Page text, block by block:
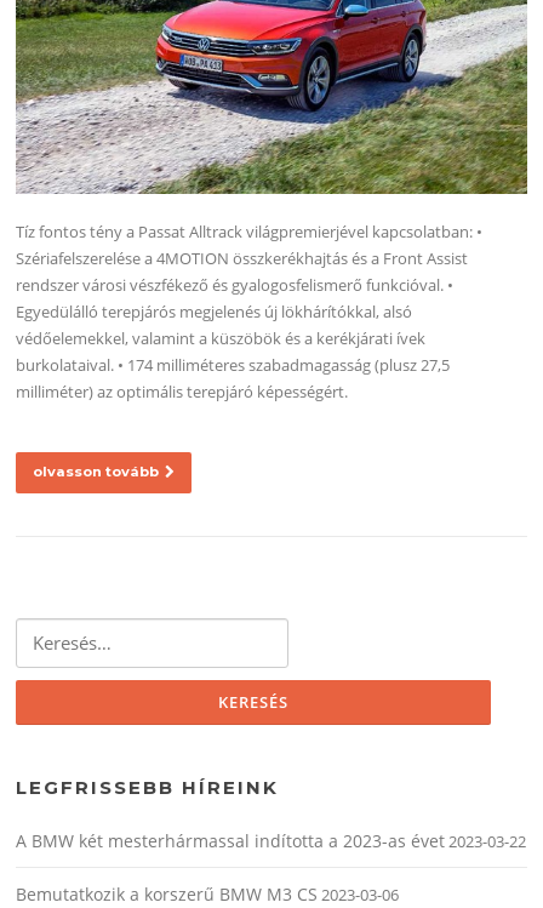
Tíz fontos tény a Passat Alltrack világpremierjével kapcsolatban: •
Szériafelszerelése a 4MOTION összkerékhajtás és a Front Assist
rendszer városi vészfékező és gyalogosfelismerő funkcióval. •
Egyedülálló terepjárós megjelenés új lökhárítókkal, alsó
védőelemekkel, valamint a küszöbök és a kerékjárati ívek
burkolataival. • 174 milliméteres szabadmagasság (plusz 27,5
milliméter) az optimális terepjáró képességért.
olvasson tovább
LEGFRISSEBB HÍREINK
A BMW két mesterhármassal indította a 2023-as évet2023-03-22
Bemutatkozik a korszerű BMW M3 CS 2023-03-06